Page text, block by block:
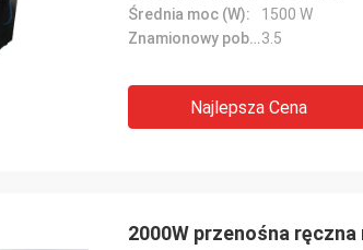
Średnia moc (W):
1500 W
Znamionowy pobór mocy (kW):3.5
Najlepsza Cena
2000W przenośna